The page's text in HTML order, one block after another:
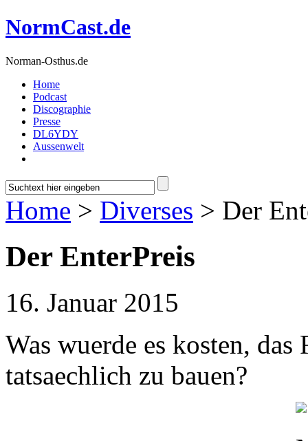
NormCast.de
Norman-Osthus.de
Home
Podcast
Discographie
Presse
DL6YDY
Aussenwelt
Home > Diverses > Der
Der EnterPreis
16. Januar 2015
Was wuerde es kosten,
tatsaechlich zu bauen?